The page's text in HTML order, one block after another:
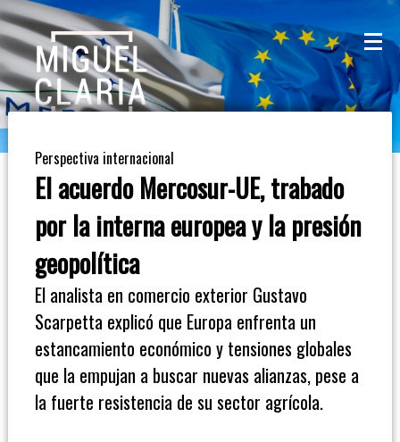
La
Mesa
De
Café
Columna
Opinión
Radioinforme
Fútbol
Perspectiva internacional
El acuerdo Mercosur-UE, trabado
por la interna europea y la presión
geopolítica
El analista en comercio exterior Gustavo
Scarpetta explicó que Europa enfrenta un
estancamiento económico y tensiones globales
que la empujan a buscar nuevas alianzas, pese a
la fuerte resistencia de su sector agrícola.